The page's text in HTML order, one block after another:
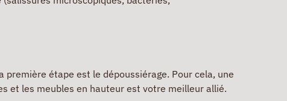
étape est le dépoussiérage. Pour cela, une
et les meubles en hauteur est votre meilleur allié.